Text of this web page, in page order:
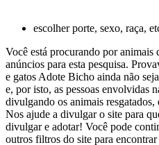
escolher porte, sexo, raça,
Você está procurando por animais
anúncios para esta pesquisa.
e gatos Adote Bicho ainda não
e, por isto, as pessoas envolvidas
divulgando os animais
Nos ajude a divulgar o site para
divulgar e adotar! Você pode
outros filtros do site para